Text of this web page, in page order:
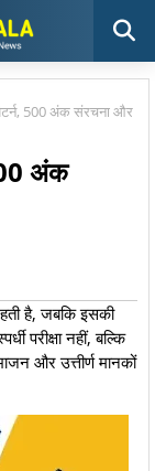
पैटर्न, 500 अंक संरचना और
अंक
है, जबकि इसकी
परीक्षा नहीं, बल्कि
और उत्तीर्ण मानकों